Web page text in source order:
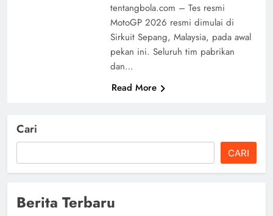
tentangbola.com – Tes resmi
MotoGP 2026 resmi dimulai di
Sirkuit Sepang, Malaysia, pada awal
pekan ini. Seluruh tim pabrikan
dan…
Read More
Cari
CARI
Berita Terbaru